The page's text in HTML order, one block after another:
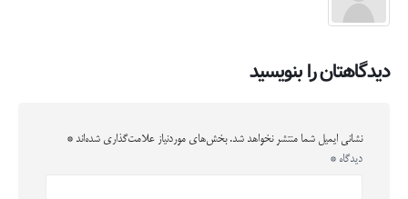
دیدگاهتان را بنویسید
نشانی ایمیل شما منتشر نخواهد شد. بخش‌های موردنیاز علامت‌گذاری شده‌اند *
دیدگاه *